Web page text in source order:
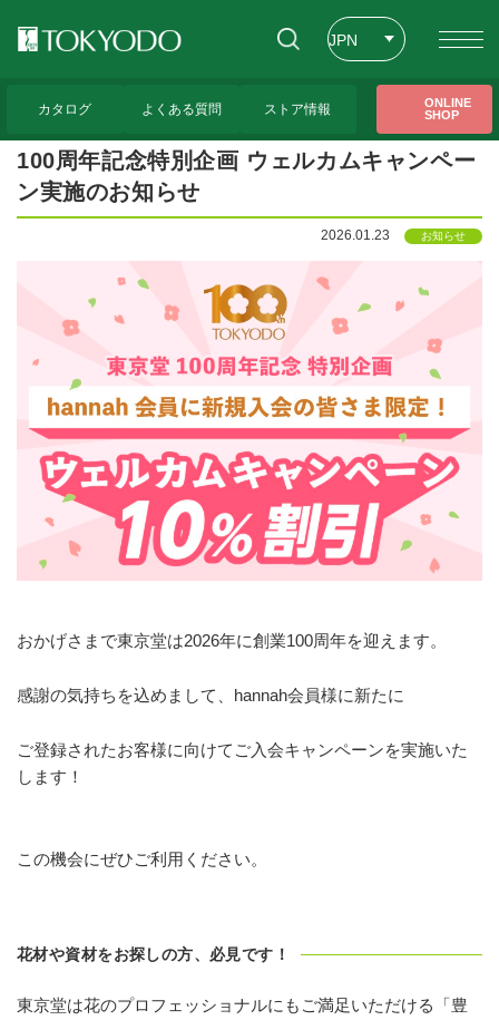
JPN
カタログ よくある質問 ストア情報
ONLINE
SHOP
100周年記念特別企画 ウェルカムキャンペー
ン実施のお知らせ
100周年記念特別企画 ウェルカムキャンペー
ン実施のお知らせ
2026.01.23 お知らせ
おかげさまで東京堂は2026年に創業100周年を迎えます。
感謝の気持ちを込めまして、hannah会員様に新たに
ご登録されたお客様に向けてご入会キャンペーンを実施いた
します！
この機会にぜひご利用ください。
花材や資材をお探しの方、必見です！
東京堂は花のプロフェッショナルにもご満足いただける「豊